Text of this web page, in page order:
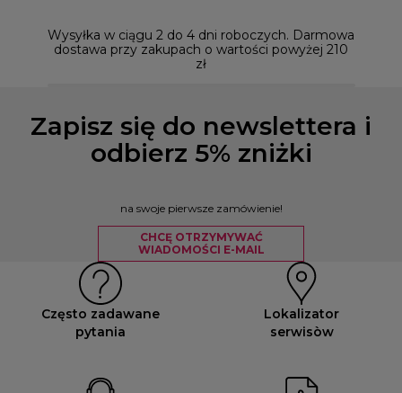
Wysyłka w ciągu 2 do 4 dni roboczych. Darmowa
dostawa przy zakupach o wartości powyżej 210
zł
Zapisz się do newslettera i
odbierz 5% zniżki
na swoje pierwsze zamówienie!
CHCĘ OTRZYMYWAĆ
WIADOMOŚCI E-MAIL
Często zadawane
pytania
Lokalizator
serwisòw